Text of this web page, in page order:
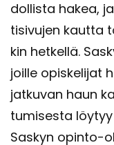
dol­lis­ta hakea,
ti­si­vu­jen kaut­ta
kin het­kel­lä.
joil­le opis­ke­li­jat
jat­ku­van haun
tu­mi­ses­ta
Sas­kyn opinto-​